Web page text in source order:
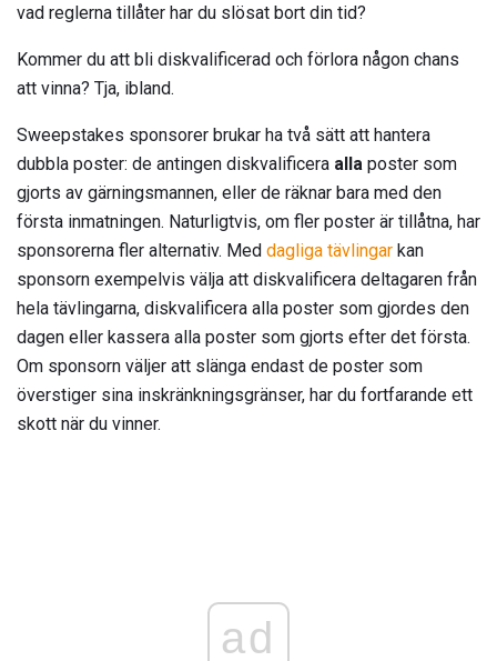
vad reglerna tillåter har du slösat bort din tid?
Kommer du att bli diskvalificerad och förlora någon chans
att vinna? Tja, ibland.
Sweepstakes sponsorer brukar ha två sätt att hantera
dubbla poster: de antingen diskvalificera alla poster som
gjorts av gärningsmannen, eller de räknar bara med den
första inmatningen. Naturligtvis, om fler poster är tillåtna, har
sponsorerna fler alternativ. Med dagliga tävlingar kan
sponsorn exempelvis välja att diskvalificera deltagaren från
hela tävlingarna, diskvalificera alla poster som gjordes den
dagen eller kassera alla poster som gjorts efter det första.
Om sponsorn väljer att slänga endast de poster som
överstiger sina inskränkningsgränser, har du fortfarande ett
skott när du vinner.
ad